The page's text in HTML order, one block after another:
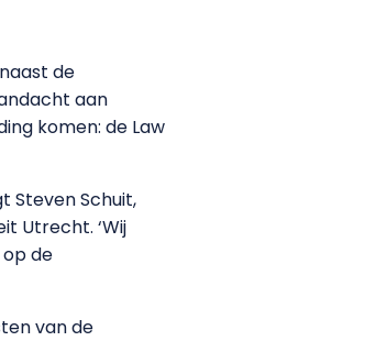
de
aan
komen: de Law
Steven Schuit,
Utrecht. ‘Wij
de
van de